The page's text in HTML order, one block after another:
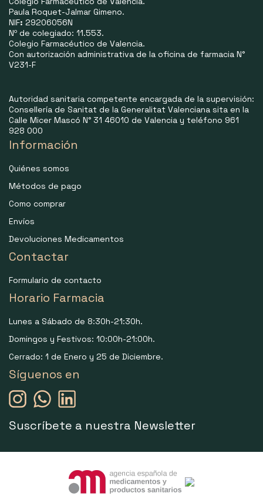
Paula Roquet-Jalmar Gimeno.
NIF: 29206056N
Nº de colegiado: 11.553.
Colegio Farmacéutico de Valencia.
Con autorización administrativa de la oficina de farmacia N°
V231-F
Autoridad sanitaria competente encargada de la supervisión:
Consellería de Sanitat de la Generalitat Valenciana sita en la
Calle Micer Mascó N° 31 46010 de Valencia y teléfono 961
928 000
Información
Quiénes somos
Métodos de pago
Como comprar
Envíos
Devoluciones Medicamentos
Contactar
Formulario de contacto
Horario Farmacia
Lunes a Sábado de 8:30h-21:30h.
Domingos y Festivos: 10:00h-21:00h.
Cerrado: 1 de Enero y 25 de Diciembre.
Síguenos en
Suscríbete a nuestra Newsletter